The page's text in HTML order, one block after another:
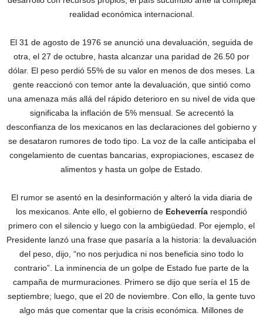
realidad económica internacional.
El 31 de agosto de 1976 se anunció una devaluación, seguida de
otra, el 27 de octubre, hasta alcanzar una paridad de 26.50 por
dólar. El peso perdió 55% de su valor en menos de dos meses. La
gente reaccionó con temor ante la devaluación, que sintió como
una amenaza más allá del rápido deterioro en su nivel de vida que
significaba la inflación de 5% mensual. Se acrecentó la
desconfianza de los mexicanos en las declaraciones del gobierno y
se desataron rumores de todo tipo. La voz de la calle anticipaba el
congelamiento de cuentas bancarias, expropiaciones, escasez de
alimentos y hasta un golpe de Estado.
El rumor se asentó en la desinformación y alteró la vida diaria de
los mexicanos. Ante ello, el gobierno de Echeverría respondió
primero con el silencio y luego con la ambigüedad. Por ejemplo, el
Presidente lanzó una frase que pasaría a la historia: la devaluación
del peso, dijo, “no nos perjudica ni nos beneficia sino todo lo
contrario”. La inminencia de un golpe de Estado fue parte de la
campaña de murmuraciones. Primero se dijo que sería el 15 de
septiembre; luego, que el 20 de noviembre. Con ello, la gente tuvo
algo más que comentar que la crisis económica. Millones de